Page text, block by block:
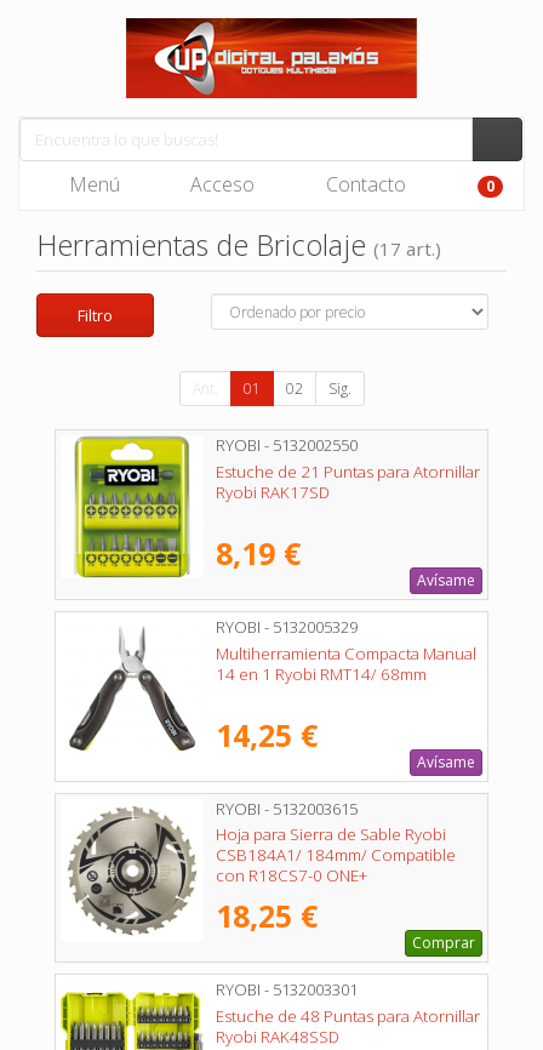
Menú Acceso Contacto 0
Herramientas de Bricolaje (17 art.)
Filtro
Ant. 01 02 Sig.
RYOBI - 5132002550
Estuche de 21 Puntas para Atornillar
Ryobi RAK17SD
8,19 €
Avísame
RYOBI - 5132005329
Multiherramienta Compacta Manual
14 en 1 Ryobi RMT14/ 68mm
14,25 €
Avísame
RYOBI - 5132003615
Hoja para Sierra de Sable Ryobi
CSB184A1/ 184mm/ Compatible
con R18CS7-0 ONE+
18,25 €
Comprar
RYOBI - 5132003301
Estuche de 48 Puntas para Atornillar
Ryobi RAK48SSD